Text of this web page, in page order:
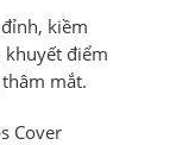
kiềm
khuyết điểm
mắt.
Cover